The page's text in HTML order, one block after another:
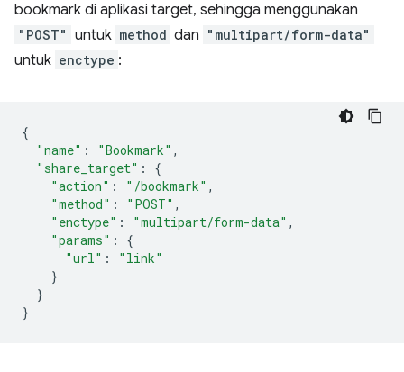
bookmark di aplikasi target, sehingga menggunakan
"POST" untuk method dan "multipart/form-data"
untuk enctype :
{
"name" : "Bookmark" ,
"share_target" :
{
"action" : "/bookmark" ,
"method" : "POST" ,
"enctype" : "multipart/form-data" ,
"params" :
{
"url" :
"link"
}
}
}